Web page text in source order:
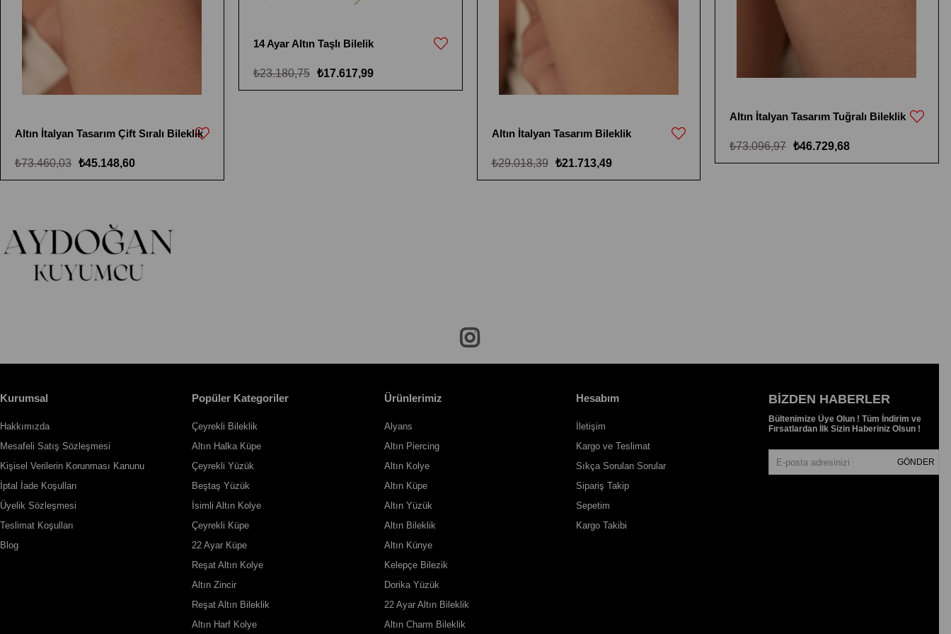
Altın İtalyan Tasarım Çift Sıralı Bileklik
₺45.148,60
₺73.460,03
14 Ayar Altın Taşlı Bilelik
₺17.617,99
₺23.180,75
Altın İtalyan Tasarım Bileklik
₺21.713,49
₺29.018,39
Altın İtalyan Tasarım Tuğralı Bileklik
₺46.729,68
₺73.096,97
Kurumsal
Hakkımızda
Mesafeli Satış Sözleşmesi
Kişisel Verilerin Korunması Kanunu
İptal İade Koşulları
Üyelik Sözleşmesi
Teslimat Koşulları
Blog
Popüler Kategoriler
Çeyrekli Bileklik
Altın Halka Küpe
Çeyrekli Yüzük
Beştaş Yüzük
İsimli Altın Kolye
Çeyrekli Küpe
22 Ayar Küpe
Reşat Altın Kolye
Altın Zincir
Reşat Altın Bileklik
Altın Harf Kolye
Ürünlerimiz
Alyans
Altın Piercing
Altın Kolye
Altın Küpe
Altın Yüzük
Altın Bileklik
Altın Künye
Kelepçe Bilezik
Dorika Yüzük
22 Ayar Altın Bileklik
Altın Charm Bileklik
Hesabım
İletişim
Kargo ve Teslimat
Sıkça Sorulan Sorular
Sipariş Takip
Sepetim
Kargo Takibi
BIZDEN HABERLER
Bültenimize Üye Olun ! Tüm İndirim ve
Fırsatlardan İlk Sizin Haberiniz Olsun !
GÖNDER